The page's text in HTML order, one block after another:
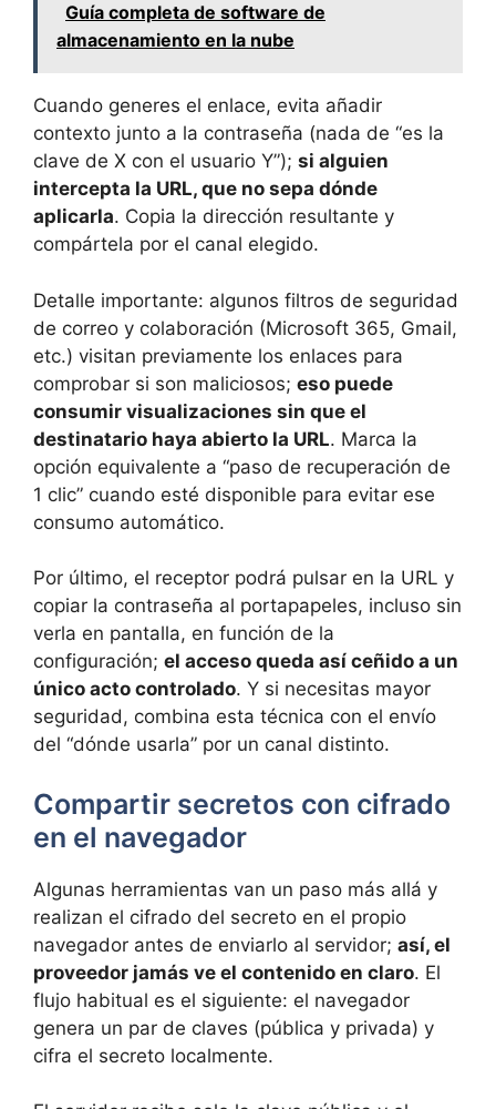
Guía completa de software de
almacenamiento en la nube
Cuando generes el enlace, evita añadir
contexto junto a la contraseña (nada de “es la
clave de X con el usuario Y”); si alguien
intercepta la URL, que no sepa dónde
aplicarla. Copia la dirección resultante y
compártela por el canal elegido.
Detalle importante: algunos filtros de seguridad
de correo y colaboración (Microsoft 365, Gmail,
etc.) visitan previamente los enlaces para
comprobar si son maliciosos; eso puede
consumir visualizaciones sin que el
destinatario haya abierto la URL. Marca la
opción equivalente a “paso de recuperación de
1 clic” cuando esté disponible para evitar ese
consumo automático.
Por último, el receptor podrá pulsar en la URL y
copiar la contraseña al portapapeles, incluso sin
verla en pantalla, en función de la
configuración; el acceso queda así ceñido a un
único acto controlado. Y si necesitas mayor
seguridad, combina esta técnica con el envío
del “dónde usarla” por un canal distinto.
Compartir secretos con cifrado
en el navegador
Algunas herramientas van un paso más allá y
realizan el cifrado del secreto en el propio
navegador antes de enviarlo al servidor; así, el
proveedor jamás ve el contenido en claro. El
flujo habitual es el siguiente: el navegador
genera un par de claves (pública y privada) y
cifra el secreto localmente.